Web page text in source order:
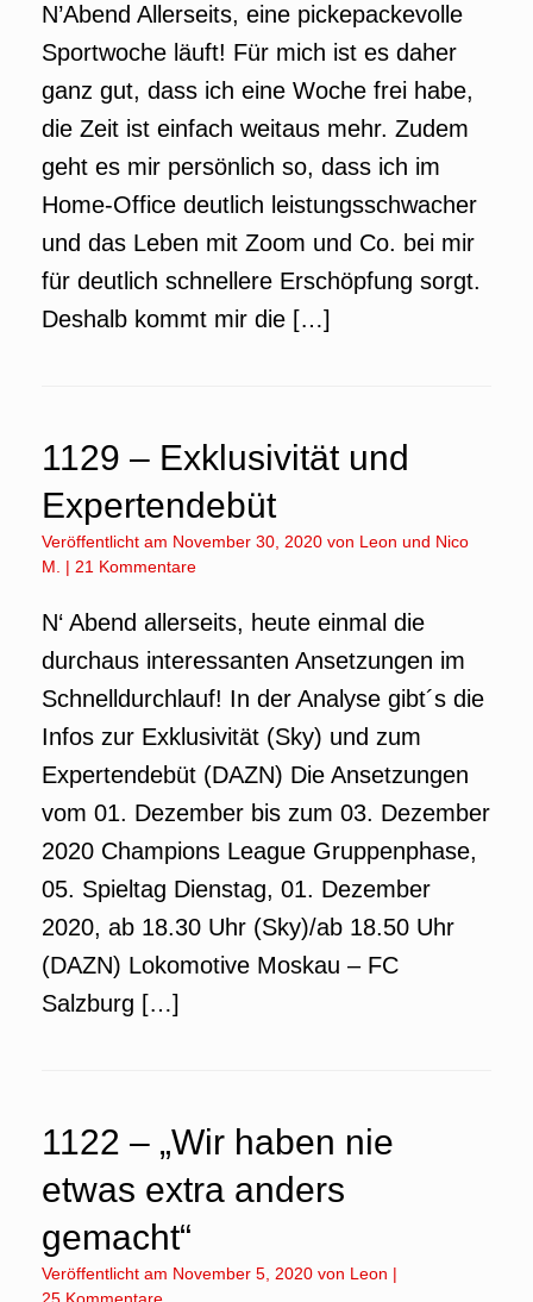
N’Abend Allerseits, eine pickepackevolle
Sportwoche läuft! Für mich ist es daher
ganz gut, dass ich eine Woche frei habe,
die Zeit ist einfach weitaus mehr. Zudem
geht es mir persönlich so, dass ich im
Home-Office deutlich leistungsschwacher
und das Leben mit Zoom und Co. bei mir
für deutlich schnellere Erschöpfung sorgt.
Deshalb kommt mir die […]
1129 – Exklusivität und
Expertendebüt
Veröffentlicht am November 30, 2020 von Leon und Nico
M.
| 21 Kommentare
N‘ Abend allerseits, heute einmal die
durchaus interessanten Ansetzungen im
Schnelldurchlauf! In der Analyse gibt´s die
Infos zur Exklusivität (Sky) und zum
Expertendebüt (DAZN) Die Ansetzungen
vom 01. Dezember bis zum 03. Dezember
2020 Champions League Gruppenphase,
05. Spieltag Dienstag, 01. Dezember
2020, ab 18.30 Uhr (Sky)/ab 18.50 Uhr
(DAZN) Lokomotive Moskau – FC
Salzburg […]
1122 – „Wir haben nie
etwas extra anders
gemacht“
Veröffentlicht am November 5, 2020 von Leon |